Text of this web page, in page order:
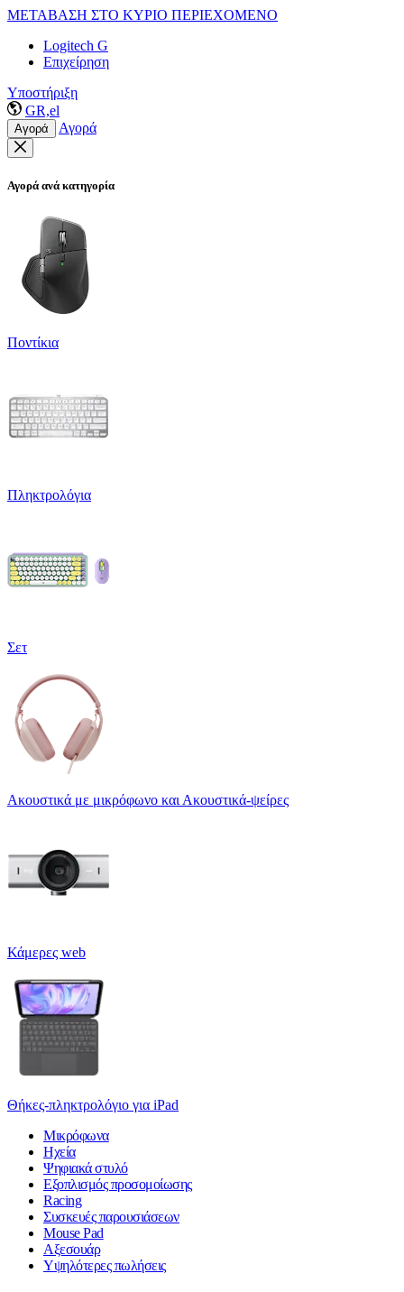
ΜΕΤΑΒΑΣΗ ΣΤΟ ΚΥΡΙΟ ΠΕΡΙΕΧΟΜΕΝΟ
Logitech G
Επιχείρηση
Υποστήριξη
GR,el
Αγορά Αγορά
Αγορά ανά κατηγορία
Ποντίκια
Πληκτρολόγια
Σετ
Ακουστικά με μικρόφωνο και Ακουστικά-ψείρες
Κάμερες web
Θήκες-πληκτρολόγιο για iPad
Μικρόφωνα
Ηχεία
Ψηφιακά στυλό
Εξοπλισμός προσομοίωσης
Racing
Συσκευές παρουσιάσεων
Mouse Pad
Αξεσουάρ
Υψηλότερες πωλήσεις